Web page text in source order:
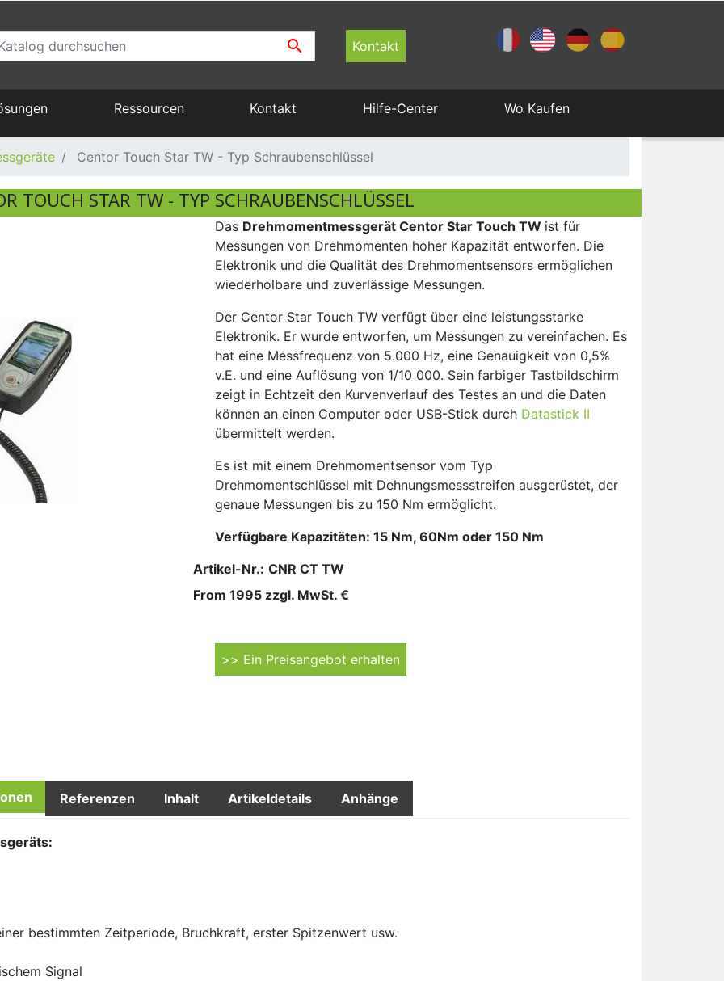
 Kontakt
Computer gesteuerte Prüfsysteme
Befestigungen und Zubehör
Prüfstände für Kraftmessgeräte
Zugprüfgeräte
Sensoren
Digitale Displays
Flaschentester
Ergonomie
Ressourcen
Gebrauchsanweisung
Newsletters Andilog
Certification
Kontakt
Über Andilog Technologies
Hilfe-Center
Kundendienst und Wartung
Measure+ Programm
Wo Kaufen
Vertriebspartner werden
Centor Touch Star TW - Typ Schraubenschlüssel
TOUCH STAR TW - TYP SCHRAUBENSCHLÜSSEL
Das Drehmomentmessgerät Centor Star Touch TW ist für
Messungen von Drehmomenten hoher Kapazität entworfen. Die
Elektronik und die Qualität des Drehmomentsensors ermöglichen
wiederholbare und zuverlässige Messungen.
Der Centor Star Touch TW verfügt über eine leistungsstarke
Elektronik. Er wurde entworfen, um Messungen zu vereinfachen. Es
hat eine Messfrequenz von 5.000 Hz, eine Genauigkeit von 0,5%
v.E. und eine Auflösung von 1/10 000. Sein farbiger Tastbildschirm
zeigt in Echtzeit den Kurvenverlauf des Testes an und die Daten
können an einen Computer oder USB-Stick durch Datastick II
übermittelt werden.
Es ist mit einem Drehmomentsensor vom Typ
Drehmomentschlüssel mit Dehnungsmessstreifen ausgerüstet, der
genaue Messungen bis zu 150 Nm ermöglicht.
Verfügbare Kapazitäten: 15 Nm, 60Nm oder 150 Nm
Artikel-Nr.: CNR CT TW
From 1995 zzgl. MwSt. €
>> Ein Preisangebot erhalten
Referenzen Inhalt Artikeldetails Anhänge
bestimmten Zeitperiode, Bruchkraft, erster Spitzenwert usw.
Signal